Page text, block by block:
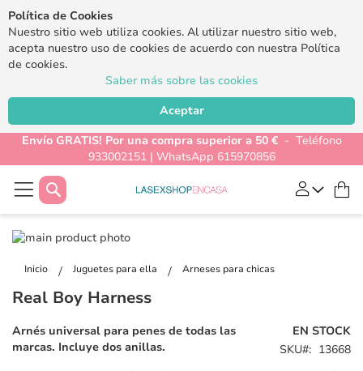
Política de Cookies
Nuestro sitio web utiliza cookies. Al utilizar nuestro sitio web,
acepta nuestro uso de cookies de acuerdo con nuestra Política
de cookies.
Saber más sobre las cookies
Aceptar
Envío GRATIS! Por una compra superior a 50 €- Teléfono
933002151 | WhatsApp 615970856
Buscar
Inicio Juguetes para ella Arneses para chicas
Saltar
final
la
de
imágenes
de
galería
de
Real Boy Harness
EN STOCK
SKU
13668
Arnés universal para penes de todas las
marcas. Incluye dos anillas.